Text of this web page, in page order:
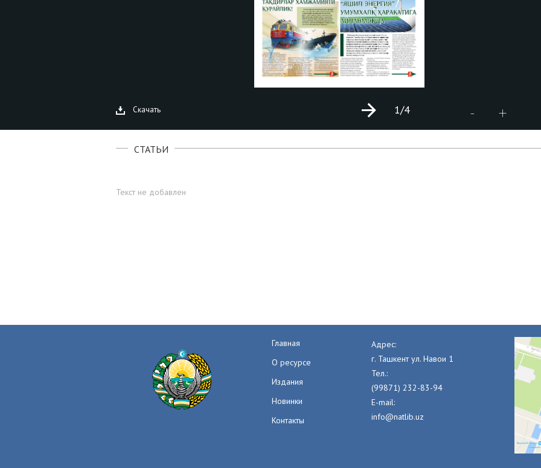
Скачать - +
1/4
СТАТЬИ
Текст не добавлен
Главная
О ресурсе
Издания
Новинки
Контакты
Адрес:
г. Ташкент ул. Навои 1
Тел.:
(99871) 232-83-94
E-mail:
info@natlib.uz